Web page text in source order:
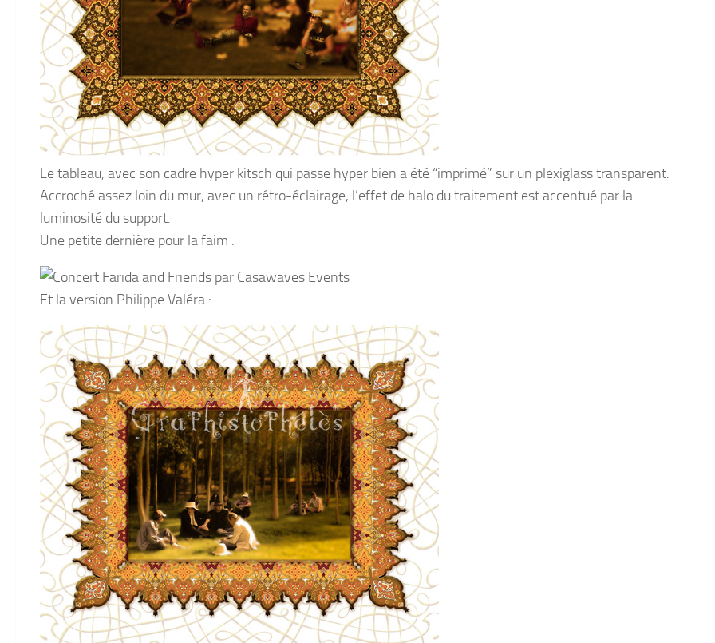
Le tableau, avec son cadre hyper kitsch qui passe hyper bien a été “imprimé” sur un plexiglass transparent.
Accroché assez loin du mur, avec un rétro-éclairage, l’effet de halo du traitement est accentué par la
luminosité du support.
Une petite dernière pour la faim :
Et la version Philippe Valéra :